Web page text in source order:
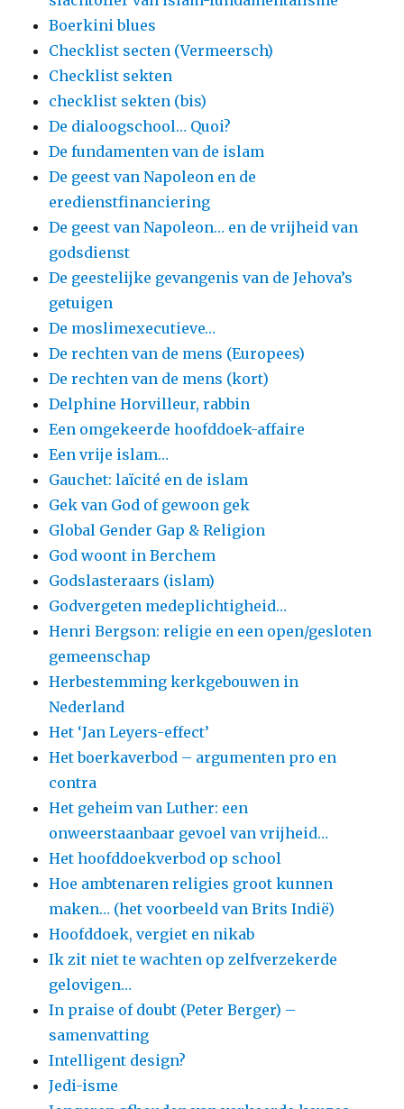
Boerkini blues
Checklist secten (Vermeersch)
Checklist sekten
checklist sekten (bis)
De dialoogschool… Quoi?
De fundamenten van de islam
De geest van Napoleon en de
eredienstfinanciering
De geest van Napoleon… en de vrijheid van
godsdienst
De geestelijke gevangenis van de Jehova’s
getuigen
De moslimexecutieve…
De rechten van de mens (Europees)
De rechten van de mens (kort)
Delphine Horvilleur, rabbin
Een omgekeerde hoofddoek-affaire
Een vrije islam…
Gauchet: laïcité en de islam
Gek van God of gewoon gek
Global Gender Gap & Religion
God woont in Berchem
Godslasteraars (islam)
Godvergeten medeplichtigheid…
Henri Bergson: religie en een open/gesloten
gemeenschap
Herbestemming kerkgebouwen in
Nederland
Het ‘Jan Leyers-effect’
Het boerkaverbod – argumenten pro en
contra
Het geheim van Luther: een
onweerstaanbaar gevoel van vrijheid…
Het hoofddoekverbod op school
Hoe ambtenaren religies groot kunnen
maken… (het voorbeeld van Brits Indië)
Hoofddoek, vergiet en nikab
Ik zit niet te wachten op zelfverzekerde
gelovigen…
In praise of doubt (Peter Berger) –
samenvatting
Intelligent design?
Jedi-isme